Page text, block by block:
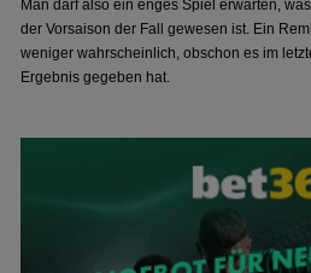
Man darf also ein enges Spiel erwarten,
der Vorsaison der Fall gewesen ist. Ein
weniger wahrscheinlich, obschon es im
Ergebnis gegeben hat.